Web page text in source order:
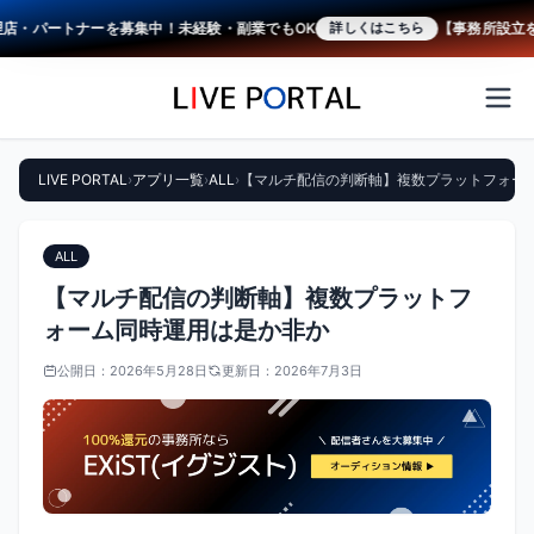
トナーを募集中！未経験・副業でもOK 詳しくはこちら 【事務所設立をご
LIVE PORTAL ›アプリ一覧›ALL › 【マルチ配信の判断軸】複数プラットフォ
ALL
【マルチ配信の判断軸】複数プラットフ
ォーム同時運用は是か非か
公開日： 2026年5月28日 更新日： 2026年7月3日